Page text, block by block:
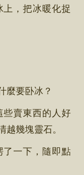
，把冰暖化捉
要卧冰？
賣東西的人好
幾塊靈石。
一下，隨即點